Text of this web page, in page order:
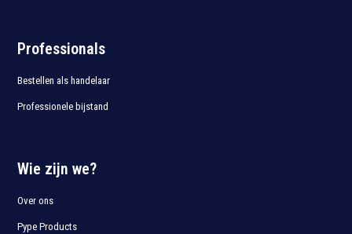
Professionals
Bestellen als handelaar
Professionele bijstand
Wie zijn we?
Over ons
Pype Products